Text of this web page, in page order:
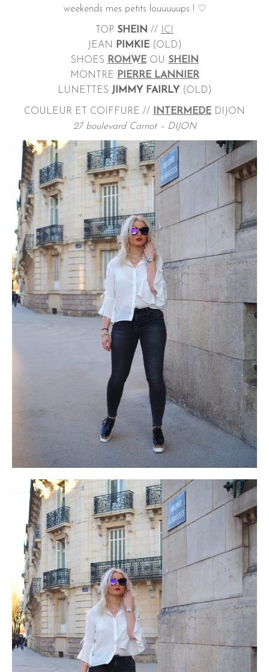
weekends mes petits louuuuups ! ♡
TOP SHEIN //
ICI
JEAN
PIMKIE(OLD)
SHOES ROMWEOU SHEIN
MONTRE PIERRE LANNIER
LUNETTES JIMMY FAIRLY (OLD)
COULEUR ET COIFFURE // INTERMEDE DIJON
27 boulevard Carnot – DIJON